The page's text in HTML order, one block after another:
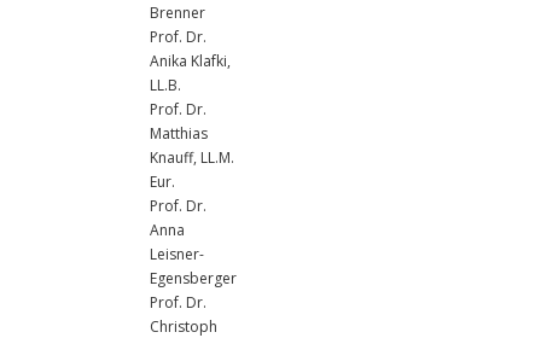
Brenner
Prof. Dr.
Anika Klafki,
LL.B.
Prof. Dr.
Matthias
Knauff, LL.M.
Eur.
Prof. Dr.
Anna
Leisner-
Egensberger
Prof. Dr.
Christoph